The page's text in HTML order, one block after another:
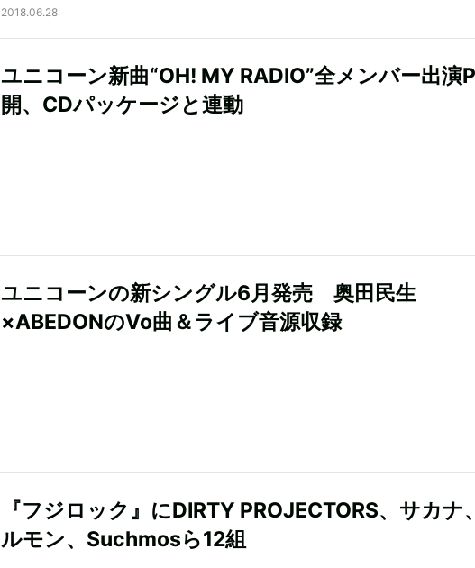
2018.06.28
ユニコーン新曲“OH! MY RADIO”全メンバー出演
開、CDパッケージと連動
ユニコーンの新シングル6月発売 奥田民生
×ABEDONのVo曲＆ライブ音源収録
『フジロック』にDIRTY PROJECTORS、サカナ
ルモン、Suchmosら12組